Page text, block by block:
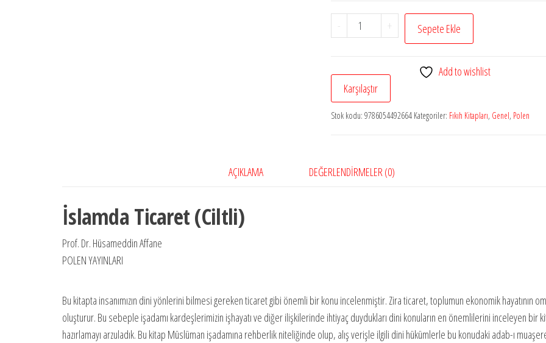
-
İslamda
Ticaret
adet
+ Sepete Ekle
Add to wishlist
Karşılaştır
Stok kodu: 9786054492664 Kategoriler: Fıkıh Kitapları, Genel, Polen
AÇIKLAMA DEĞERLENDIRMELER (0)
İslamda Ticaret (Ciltli)
Prof. Dr. Hüsameddin Affane
POLEN YAYINLARI
Bu kitapta insanımızın dini yönlerini bilmesi gereken ticaret gibi önemli bir konu incelenmiştir. Zira ticaret, toplumun ekonomik hayatının
oluşturur. Bu sebeple işadamı kardeşlerimizin işhayatı ve diğer ilişkilerinde ihtiyaç duydukları dini konuların en önemlilerini inceleyen bir
hazırlamayı arzuladık. Bu kitap Müslüman işadamına rehberlik niteliğinde olup, alış verişle ilgili dini hükümlerle bu konudaki adab-ı